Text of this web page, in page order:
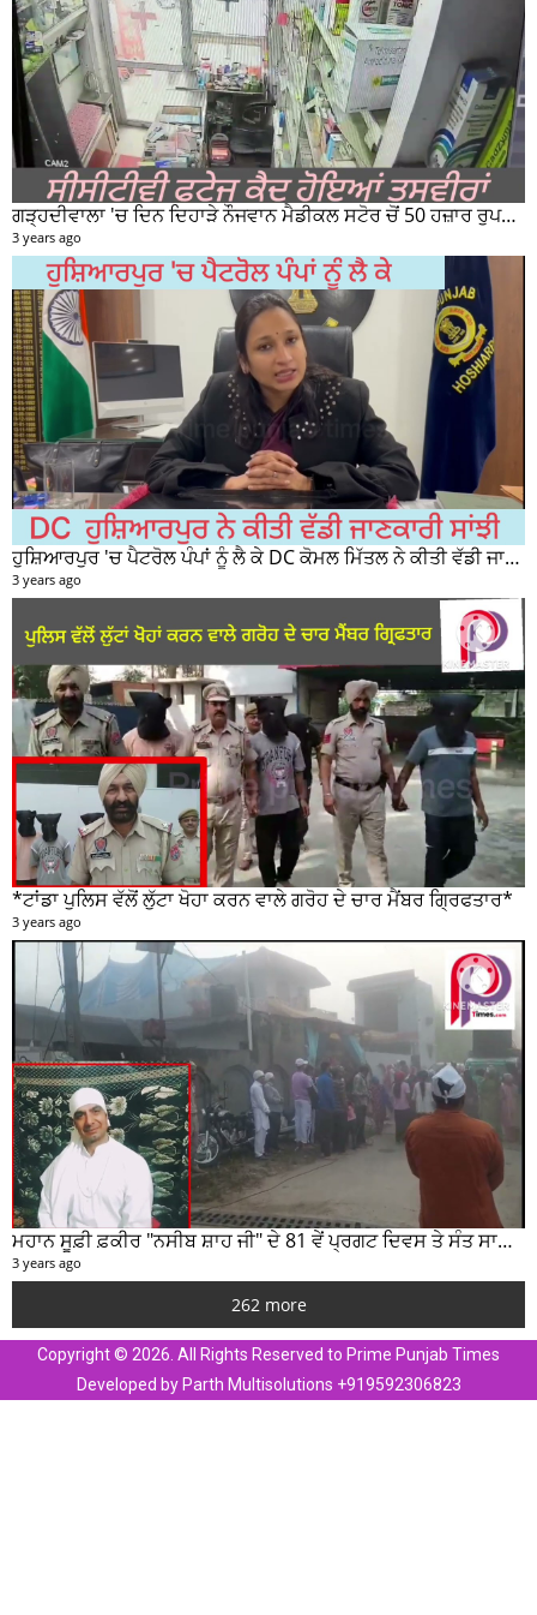
ਗੜ੍ਹਦੀਵਾਲਾ 'ਚ ਦਿਨ ਦਿਹਾੜੇ ਨੌਜਵਾਨ ਮੈਡੀਕਲ ਸਟੋਰ ਚੋਂ 50 ਹਜ਼ਾਰ ਰੁਪਏ ਦੀ ਨਕਦੀ ਚੋਰੀ ਕਰਕੇ ਹੋਇਆ ਰਫੂਚੱਕਰ
3 years ago
ਹੁਸ਼ਿਆਰਪੁਰ 'ਚ ਪੈਟਰੋਲ ਪੰਪਾਂ ਨੂੰ ਲੈ ਕੇ DC ਕੋਮਲ ਮਿੱਤਲ ਨੇ ਕੀਤੀ ਵੱਡੀ ਜਾਣਕਾਰੀ ਸਾਂਝੀ
3 years ago
*ਟਾਂਡਾ ਪੁਲਿਸ ਵੱਲੋਂ ਲੁੱਟਾ ਖੋਹਾ ਕਰਨ ਵਾਲੇ ਗਰੋਹ ਦੇ ਚਾਰ ਮੈਂਬਰ ਗ੍ਰਿਫਤਾਰ*
3 years ago
ਮਹਾਨ ਸੂਫ਼ੀ ਫ਼ਕੀਰ "ਨਸੀਬ ਸ਼ਾਹ ਜੀ" ਦੇ 81 ਵੇਂ ਪ੍ਰਗਟ ਦਿਵਸ ਤੇ ਸੰਤ ਸਾਹਿਬ ਜੋਤ ਸਿੰਘ ਜੀ ਮਹਾਰਾਜ ਦੇ ਸੁਣੋ ਵਿਚਾਰ
3 years ago
262 more
Copyright © 2026. All Rights Reserved to Prime Punjab Times
Developed by Parth Multisolutions +919592306823